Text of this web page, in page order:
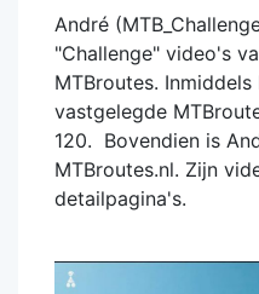
André
"Challenge" video's
MTBroutes.
vastgelegde
120. Bovendien is
MTBroutes.nl. Zijn
detailpagina's.